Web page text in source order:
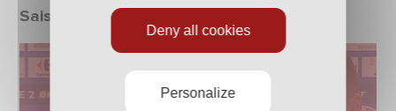
Saison 2021/2022
Deny all cookies
Personalize